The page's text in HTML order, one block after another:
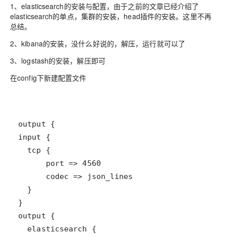
1、elasticsearch的安装与配置，由于之前的文章已经介绍了
elasticsearch的单点，集群的安装，head插件的安装。这里不再
总结。
2、kibana的安装，没什么好说的，解压，运行就可以了
3、logstash的安装，解压即可
在config下新建配置文件